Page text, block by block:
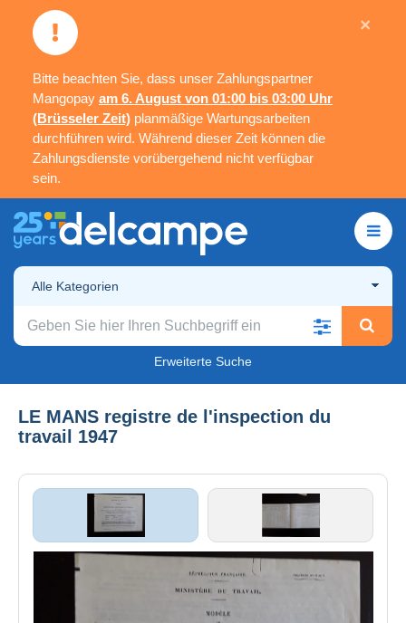
Bitte beachten Sie, dass unser Zahlungspartner
Mangopay am 6. August von 01:00 bis 03:00 Uhr
(Brüsseler Zeit) planmäßige Wartungsarbeiten
durchführen wird. Während dieser Zeit können die
Zahlungsdienste vorübergehend nicht verfügbar
sein.
×
Alle Kategorien
Erweiterte Suche
LE MANS registre de l'inspection du
travail 1947